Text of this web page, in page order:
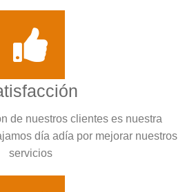
de nuestros clientes es nuestra
día adía por mejorar nuestros
servicios